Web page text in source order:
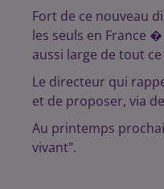
Fort de ce nouveau
les seuls en France
aussi large de tout
Le directeur qui
et de proposer, via
Au printemps
vivant".